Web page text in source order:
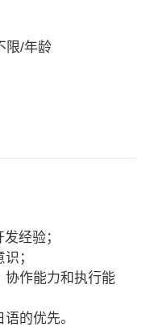
限/年龄
经验；
；
协作能力和执行能
的优先。